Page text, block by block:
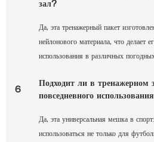
зал?
Да, эта тренажерный пакет
нейлонового материала, что делает
использования в различных
6
Подходит ли в тренажерном
повседневного
Да, эта универсальная мешка в
использоваться не только для